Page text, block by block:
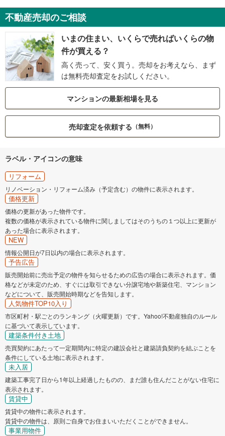
不動産売却のご相談
いまの住まい、いくらで売ればいくらの物
件が買える？
高く売って、安く買う。売却をお考えなら、まず
は無料売却査定をお試しください。
マンションの最新相場を見る
売却査定を依頼する （無料）
ラベル・アイコンの意味
リフォーム
リノベーション・リフォーム済み（予定含む）の物件に表示されます。
価格更新
価格の更新があった物件です。
複数の価格が表示されている物件に関しましてはそのうちの１つ以上に更新が
あった場合に表示されます。
NEW
情報公開日が7日以内の場合に表示されます。
予告広告
販売開始前に売出予定の物件を知らせるための広告の場合に表示されます。価
格などが未定のため、すぐには取引できない分譲宅地や新築住宅、マンション
などについて、販売開始時期などを告知します。
人気物件TOP10入り
市区町村・駅ごとのランキング（火曜更新）です。Yahoo!不動産独自のルール
に基づいて表示しています。
建築条件付き土地
売買契約にあたって一定期間内に特定の建設会社と建築請負契約を結ぶことを
条件にしている土地に表示されます。
未入居
建築工事完了日から1年以上経過したものの、まだ誰も住んだことがない住宅に
表示されます。
賃貸中
賃貸中の物件に表示されます。
賃貸中の物件は、原則ご自身でお住まいいただくことができません。
事業用物件